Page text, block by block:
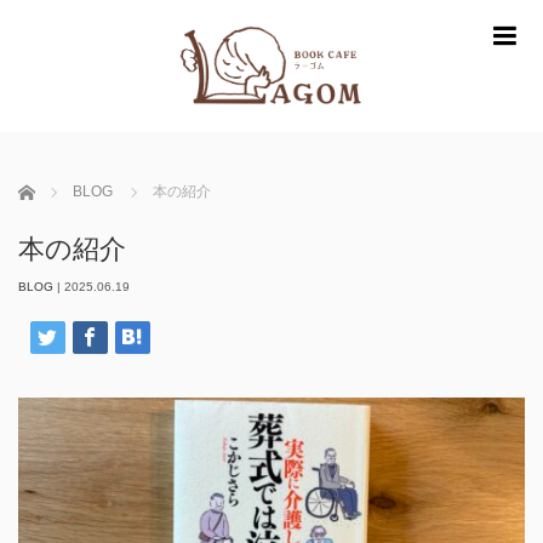
ホーム BLOG 本の紹介
本の紹介
BLOG | 2025.06.19